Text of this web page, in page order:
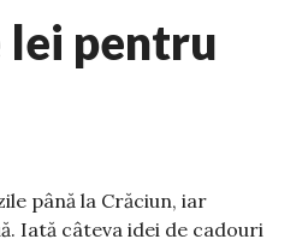
lei pentru
până la Crăciun, iar
Iată câteva idei de cadouri